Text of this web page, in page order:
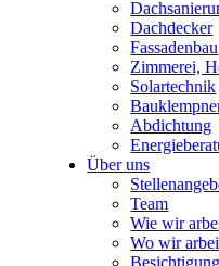
Dachdecker
Fassadenbau
Zimmerei,
Solartechnik
Abdichtung
Über uns
Team
Wie wir
Wo wir
Besichtigung